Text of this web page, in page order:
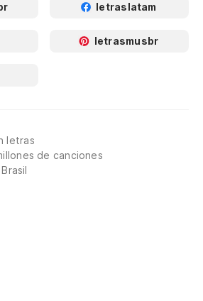
letraslatam
letrasmusbr
letras
de canciones